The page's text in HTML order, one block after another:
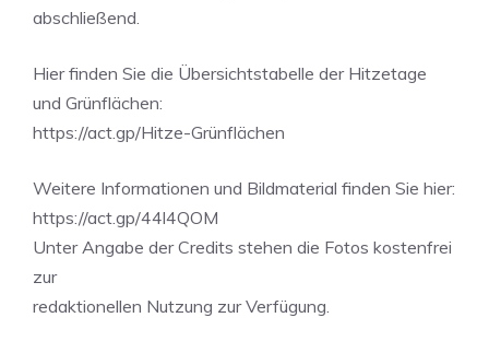
abschließend.
Hier finden Sie die Übersichtstabelle der Hitzetage
und Grünflächen:
https://act.gp/Hitze-Grünflächen
Weitere Informationen und Bildmaterial finden Sie hier:
https://act.gp/44l4QOM
Unter Angabe der Credits stehen die Fotos kostenfrei
zur
redaktionellen Nutzung zur Verfügung.